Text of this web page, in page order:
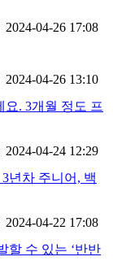
2024-04-26 17:08
2024-04-26 13:10
요. 3개월 정도 프
2024-04-24 12:29
년차 주니어, 백
2024-04-22 17:08
할 수 있는 ‘반반